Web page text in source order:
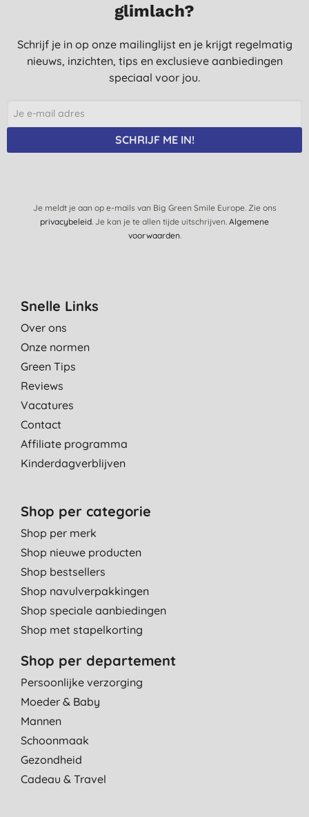
glimlach?
Schrijf je in op onze mailinglijst en je krijgt regelmatig
nieuws, inzichten, tips en exclusieve aanbiedingen
speciaal voor jou.
SCHRIJF ME IN!
Je meldt je aan op e-mails van Big Green Smile Europe. Zie ons
privacybeleid. Je kan je te allen tijde uitschrijven. Algemene
voorwaarden.
Snelle Links
Over ons
Onze normen
Green Tips
Reviews
Vacatures
Contact
Affiliate programma
Kinderdagverblijven
Shop per categorie
Shop per merk
Shop nieuwe producten
Shop bestsellers
Shop navulverpakkingen
Shop speciale aanbiedingen
Shop met stapelkorting
Shop per departement
Persoonlijke verzorging
Moeder & Baby
Mannen
Schoonmaak
Gezondheid
Cadeau & Travel